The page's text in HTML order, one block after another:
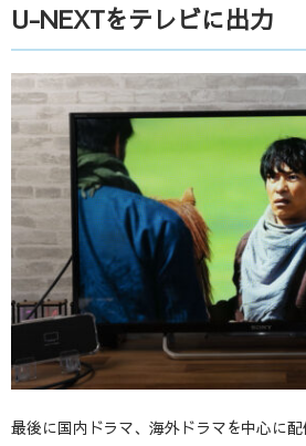
U-NEXTをテレビに出力
最後に国内ドラマ、海外ドラマを中心に